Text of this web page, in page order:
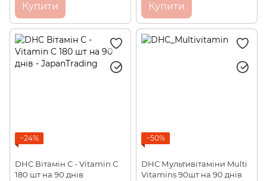
Купити Купити
−24%
DHC Вітамін С - Vitamin C
180 шт на 90 днів
−50%
DHC Мультивітаміни Multi
Vitamins 90шт на 90 днів